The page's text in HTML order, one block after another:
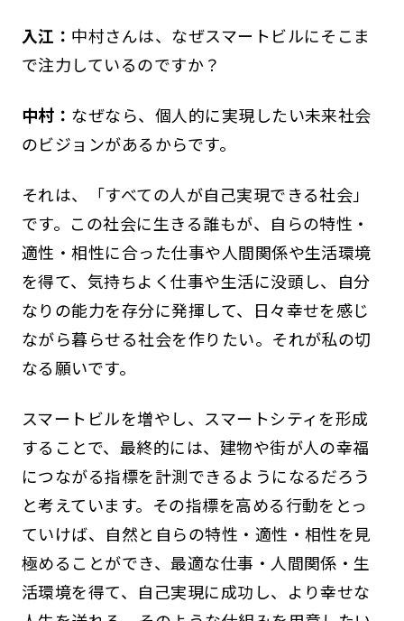
入江： 中村さんは、なぜスマートビルにそこま
で注力しているのですか？
中村： なぜなら、個人的に実現したい未来社会
のビジョンがあるからです。
それは、「すべての人が自己実現できる社会」
です。この社会に生きる誰もが、自らの特性・
適性・相性に合った仕事や人間関係や生活環境
を得て、気持ちよく仕事や生活に没頭し、自分
なりの能力を存分に発揮して、日々幸せを感じ
ながら暮らせる社会を作りたい。それが私の切
なる願いです。
スマートビルを増やし、スマートシティを形成
することで、最終的には、建物や街が人の幸福
につながる指標を計測できるようになるだろう
と考えています。その指標を高める行動をとっ
ていけば、自然と自らの特性・適性・相性を見
極めることができ、最適な仕事・人間関係・生
活環境を得て、自己実現に成功し、より幸せな